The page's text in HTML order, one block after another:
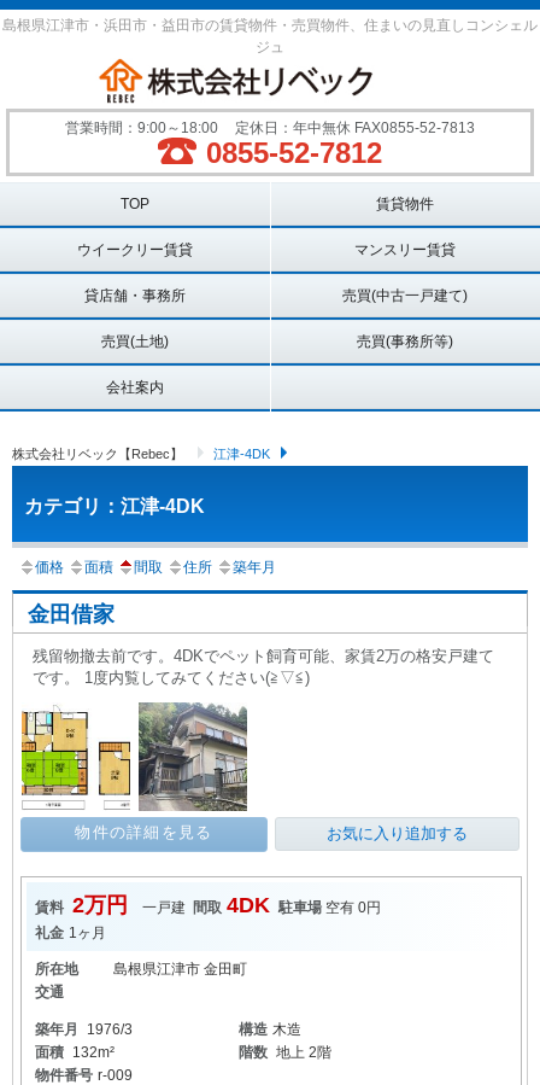
島根県江津市・浜田市・益田市の賃貸物件・売買物件、住まいの見直しコンシェル
ジュ
営業時間：9:00～18:00 定休日：年中無休 FAX0855-52-7813
0855-52-7812
TOP 賃貸物件
ウイークリー賃貸 マンスリー賃貸
貸店舗・事務所 売買(中古一戸建て)
売買(土地) 売買(事務所等)
会社案内
株式会社リベック【Rebec】 江津-4DK
カテゴリ：江津-4DK
価格 面積 間取 住所 築年月
金田借家
残留物撤去前です。4DKでペット飼育可能、家賃2万の格安戸建て
です。 1度内覧してみてください(≧▽≦)
物件の詳細を見る お気に入り追加する
賃料 2万円 一戸建 間取 4DK 駐車場 空有 0円
礼金 1ヶ月
所在地
島根県江津市 金田町
交通
築年月 1976/3 構造 木造
面積 132m² 階数 地上 2階
物件番号 r-009